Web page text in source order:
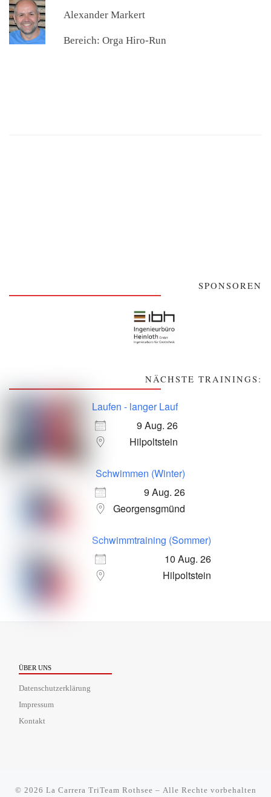
Alexander Markert
Bereich: Orga Hiro-Run
SPONSOREN
NÄCHSTE TRAININGS:
Laufen - langer Lauf
9 Aug. 26
Hilpoltstein
Schwimmen (Winter)
9 Aug. 26
Georgensgmünd
Schwimmtraining (Sommer)
10 Aug. 26
Hilpoltstein
ÜBER UNS
Datenschutzerklärung
Impressum
Kontakt
© 2026 La Carrera TriTeam Rothsee – Alle Rechte vorbehalten